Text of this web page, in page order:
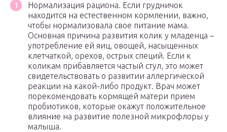
Нормализация рациона. Если грудничок
находится на естественном кормлении, важно,
чтобы нормализовала свое питание мама.
Основная причина развития колик у младенца –
употребление ей яиц, овощей, насыщенных
клетчаткой, орехов, острых специй. Если к
коликам прибавляется частый стул, это может
свидетельствовать о развитии аллергической
реакции на какой-либо продукт. Врач может
порекомендовать кормящей матери прием
пробиотиков, которые окажут положительное
влияние на развитие полезной микрофлоры у
малыша.